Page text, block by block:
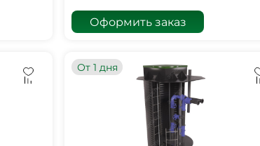
Оформить заказ
От 1 дня